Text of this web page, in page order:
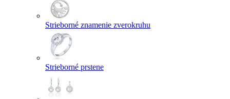
Strieborné znamenie zverokruhu
Strieborné prstene